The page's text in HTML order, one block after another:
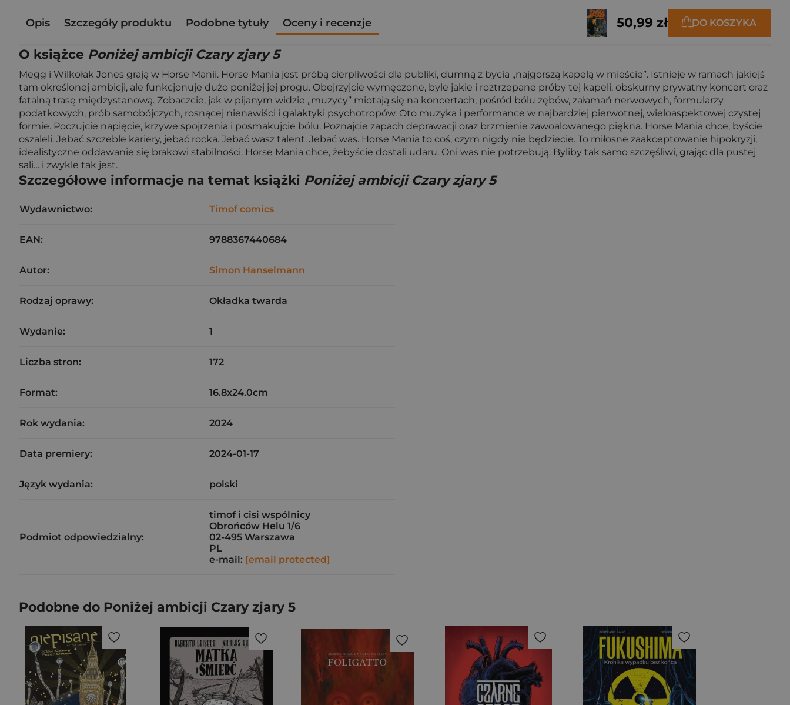
Opis Szczegóły produktu Podobne tytuły Oceny i recenzje 50,99 zł DO KOSZYKA
O książce Poniżej ambicji Czary zjary 5
Megg i Wilkołak Jones grają w Horse Manii. Horse Mania jest próbą cierpliwości dla publiki, dumną z bycia „najgorszą kapelą w mieście”. Istnieje w ramach jakiejś
tam określonej ambicji, ale funkcjonuje dużo poniżej jej progu. Obejrzyjcie wymęczone, byle jakie i roztrzepane próby tej kapeli, obskurny prywatny koncert oraz
fatalną trasę międzystanową. Zobaczcie, jak w pijanym widzie „muzycy” miotają się na koncertach, pośród bólu zębów, załamań nerwowych, formularzy
podatkowych, prób samobójczych, rosnącej nienawiści i galaktyki psychotropów. Oto muzyka i performance w najbardziej pierwotnej, wieloaspektowej czystej
formie. Poczujcie napięcie, krzywe spojrzenia i posmakujcie bólu. Poznajcie zapach deprawacji oraz brzmienie zawoalowanego piękna. Horse Mania chce, byście
oszaleli. Jebać szczeble kariery, jebać rocka. Jebać wasz talent. Jebać was. Horse Mania to coś, czym nigdy nie będziecie. To miłosne zaakceptowanie hipokryzji,
idealistyczne oddawanie się brakowi stabilności. Horse Mania chce, żebyście dostali udaru. Oni was nie potrzebują. Byliby tak samo szczęśliwi, grając dla pustej
sali… i zwykle tak jest.
Szczegółowe informacje na temat książki Poniżej ambicji Czary zjary 5
Wydawnictwo: Timof comics
EAN: 9788367440684
Autor: Simon Hanselmann
Rodzaj oprawy: Okładka twarda
Wydanie: 1
Liczba stron: 172
Format: 16.8x24.0cm
Rok wydania: 2024
Data premiery: 2024-01-17
Język wydania: polski
Podmiot odpowiedzialny:
timof i cisi wspólnicy
Obrońców Helu 1/6
02-495 Warszawa
PL
e-mail: [email protected]
Podobne do Poniżej ambicji Czary zjary 5